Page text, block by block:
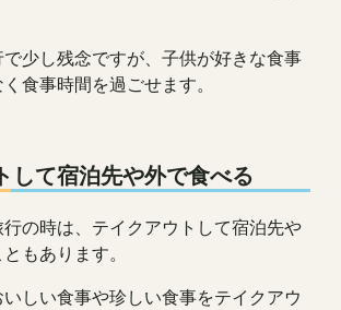
少し残念ですが、子供が好きな食事
食事時間を過ごせます。
して宿泊先や外で食べる
の時は、テイクアウトして宿泊先や
もあります。
しい食事や珍しい食事をテイクアウ